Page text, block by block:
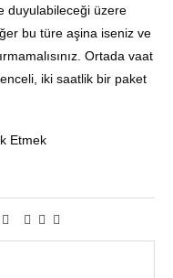
duyulabileceği üzere
bu türe aşina iseniz ve
Ortada vaat
iki saatlik bir paket
Etmek